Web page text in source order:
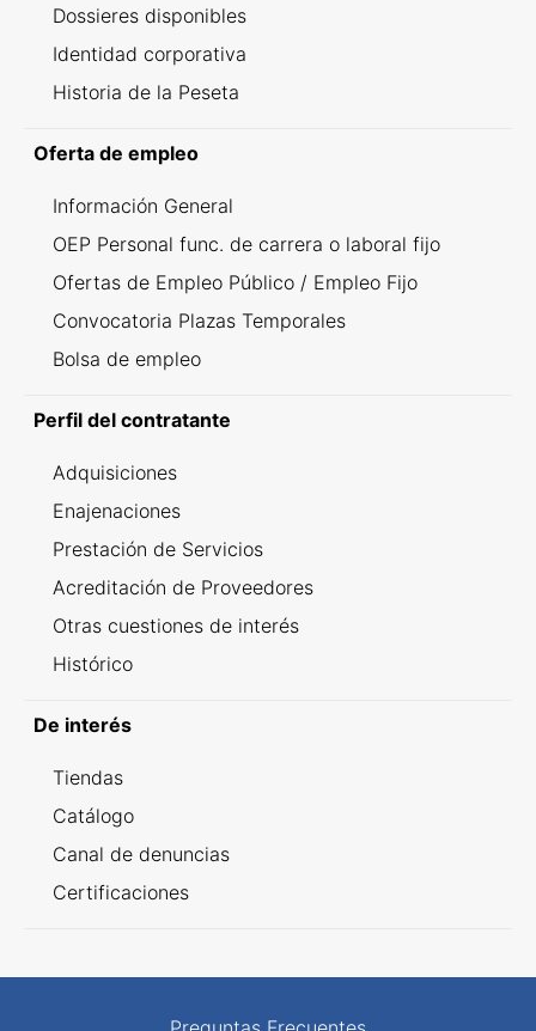
Dossieres disponibles
Identidad corporativa
Historia de la Peseta
Oferta de empleo
Información General
OEP Personal func. de carrera o laboral fijo
Ofertas de Empleo Público / Empleo Fijo
Convocatoria Plazas Temporales
Bolsa de empleo
Perfil del contratante
Adquisiciones
Enajenaciones
Prestación de Servicios
Acreditación de Proveedores
Otras cuestiones de interés
Histórico
De interés
Tiendas
Catálogo
Canal de denuncias
Certificaciones